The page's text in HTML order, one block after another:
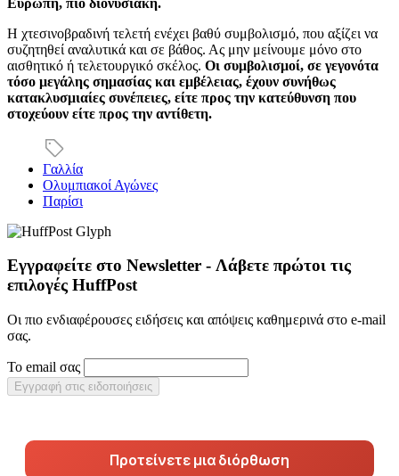
Η χτεσινοβραδινή τελετή ενέχει βαθύ συμβολισμό, που αξίζει να
συζητηθεί αναλυτικά και σε βάθος. Ας μην μείνουμε μόνο στο
αισθητικό ή τελετουργικό σκέλος. Οι συμβολισμοί, σε γεγονότα
τόσο μεγάλης σημασίας και εμβέλειας, έχουν συνήθως
κατακλυσμιαίες συνέπειες, είτε προς την κατεύθυνση που
στοχεύουν είτε προς την αντίθετη.
Γαλλία
Ολυμπιακοί Αγώνες
Παρίσι
Εγγραφείτε στο Newsletter - Λάβετε πρώτοι τις
επιλογές HuffPost
Οι πιο ενδιαφέρουσες ειδήσεις και απόψεις καθημερινά στο e-mail
σας.
Το email σας
Εγγραφή στις ειδοποιήσεις
Προτείνετε μια διόρθωση